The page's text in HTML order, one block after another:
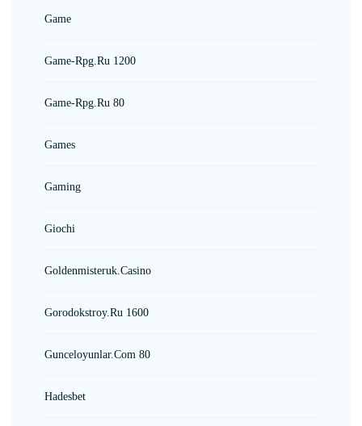
Game
Game-Rpg.ru 1200
Game-Rpg.ru 80
Games
Gaming
Giochi
Goldenmisteruk.casino
Gorodokstroy.ru 1600
Gunceloyunlar.com 80
Hadesbet